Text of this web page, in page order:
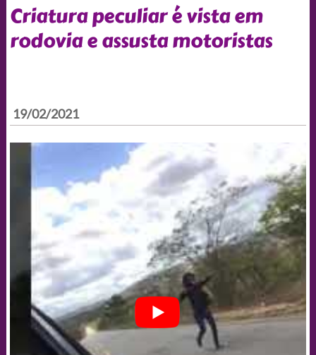
Criatura peculiar é vista em
rodovia e assusta motoristas
19/02/2021